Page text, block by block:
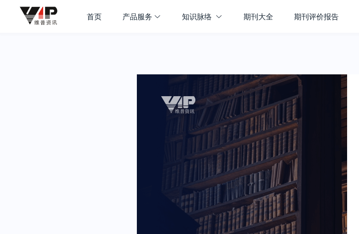
首页 产品服务 知识脉络 期刊大全 期刊评价报告